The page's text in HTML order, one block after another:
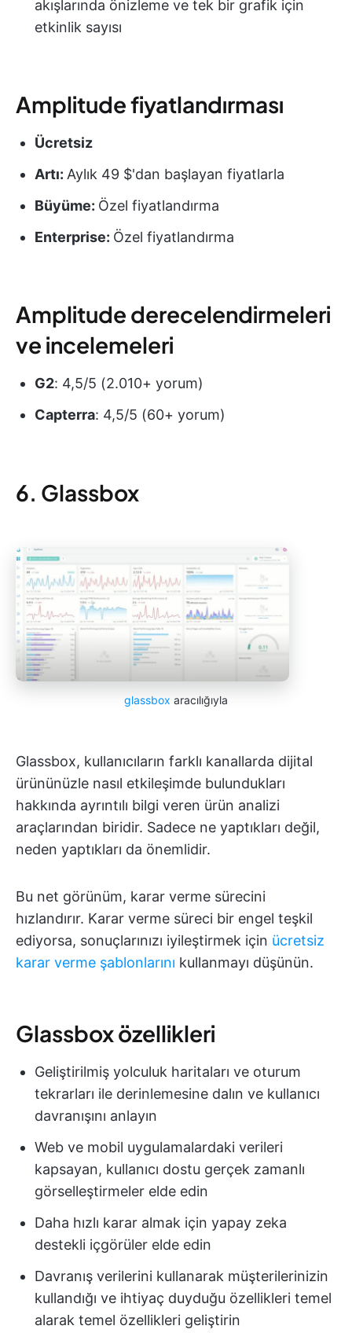
akışlarında önizleme ve tek bir grafik için
etkinlik sayısı
Amplitude fiyatlandırması
Ücretsiz
Artı: Aylık 49 $'dan başlayan fiyatlarla
Büyüme: Özel fiyatlandırma
Enterprise: Özel fiyatlandırma
Amplitude derecelendirmeleri
ve incelemeleri
G2: 4,5/5 (2.010+ yorum)
Capterra: 4,5/5 (60+ yorum)
6. Glassbox
glassbox aracılığıyla
Glassbox, kullanıcıların farklı kanallarda dijital
ürününüzle nasıl etkileşimde bulundukları
hakkında ayrıntılı bilgi veren ürün analizi
araçlarından biridir. Sadece ne yaptıkları değil,
neden yaptıkları da önemlidir.
Bu net görünüm, karar verme sürecini
hızlandırır. Karar verme süreci bir engel teşkil
ediyorsa, sonuçlarınızı iyileştirmek için ücretsiz
karar verme şablonlarını kullanmayı düşünün.
Glassbox özellikleri
Geliştirilmiş yolculuk haritaları ve oturum
tekrarları ile derinlemesine dalın ve kullanıcı
davranışını anlayın
Web ve mobil uygulamalardaki verileri
kapsayan, kullanıcı dostu gerçek zamanlı
görselleştirmeler elde edin
Daha hızlı karar almak için yapay zeka
destekli içgörüler elde edin
Davranış verilerini kullanarak müşterilerinizin
kullandığı ve ihtiyaç duyduğu özellikleri temel
alarak temel özellikleri geliştirin